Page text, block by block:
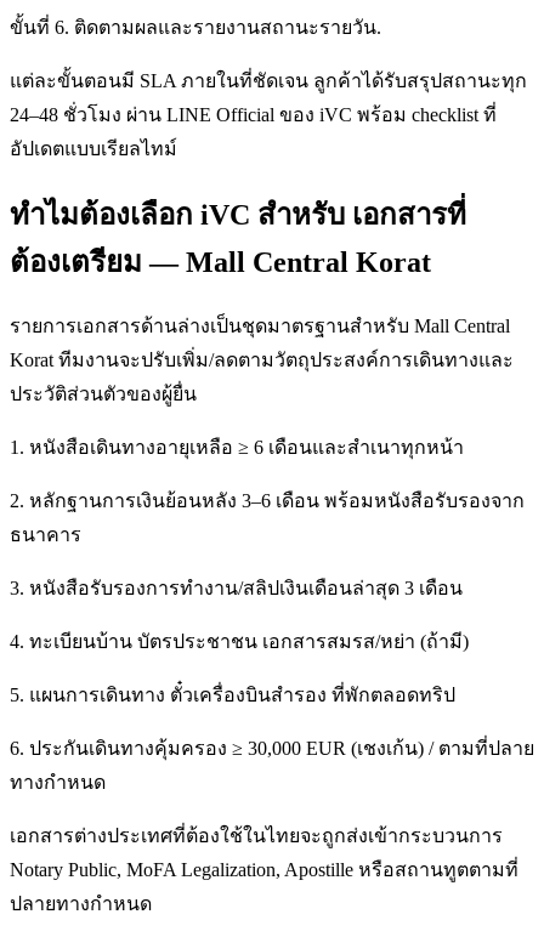
ขั้นที่ 6. ติดตามผลและรายงานสถานะรายวัน.
แต่ละขั้นตอนมี SLA ภายในที่ชัดเจน ลูกค้าได้รับสรุปสถานะทุก
24–48 ชั่วโมง ผ่าน LINE Official ของ iVC พร้อม checklist ที่
อัปเดตแบบเรียลไทม์
ทำไมต้องเลือก iVC สำหรับ เอกสารที่
ต้องเตรียม — Mall Central Korat
รายการเอกสารด้านล่างเป็นชุดมาตรฐานสำหรับ Mall Central
Korat ทีมงานจะปรับเพิ่ม/ลดตามวัตถุประสงค์การเดินทางและ
ประวัติส่วนตัวของผู้ยื่น
1. หนังสือเดินทางอายุเหลือ ≥ 6 เดือนและสำเนาทุกหน้า
2. หลักฐานการเงินย้อนหลัง 3–6 เดือน พร้อมหนังสือรับรองจาก
ธนาคาร
3. หนังสือรับรองการทำงาน/สลิปเงินเดือนล่าสุด 3 เดือน
4. ทะเบียนบ้าน บัตรประชาชน เอกสารสมรส/หย่า (ถ้ามี)
5. แผนการเดินทาง ตั๋วเครื่องบินสำรอง ที่พักตลอดทริป
6. ประกันเดินทางคุ้มครอง ≥ 30,000 EUR (เชงเก้น) / ตามที่ปลาย
ทางกำหนด
เอกสารต่างประเทศที่ต้องใช้ในไทยจะถูกส่งเข้ากระบวนการ
Notary Public, MoFA Legalization, Apostille หรือสถานทูตตามที่
ปลายทางกำหนด